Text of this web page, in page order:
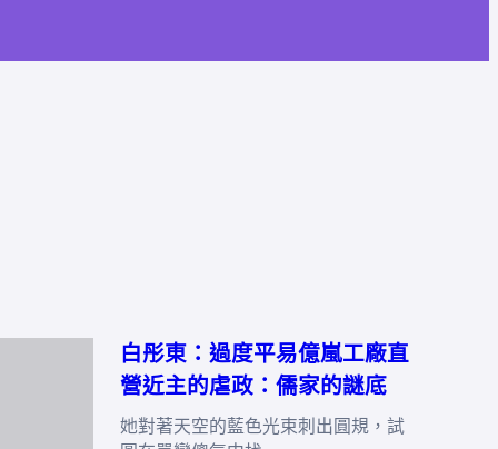
白彤東：過度平易億嵐工廠直
營近主的虐政：儒家的謎底
她對著天空的藍色光束刺出圓規，試